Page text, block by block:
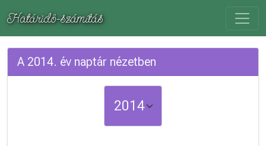
Határidő-számítás
A 2014. év naptár nézetben